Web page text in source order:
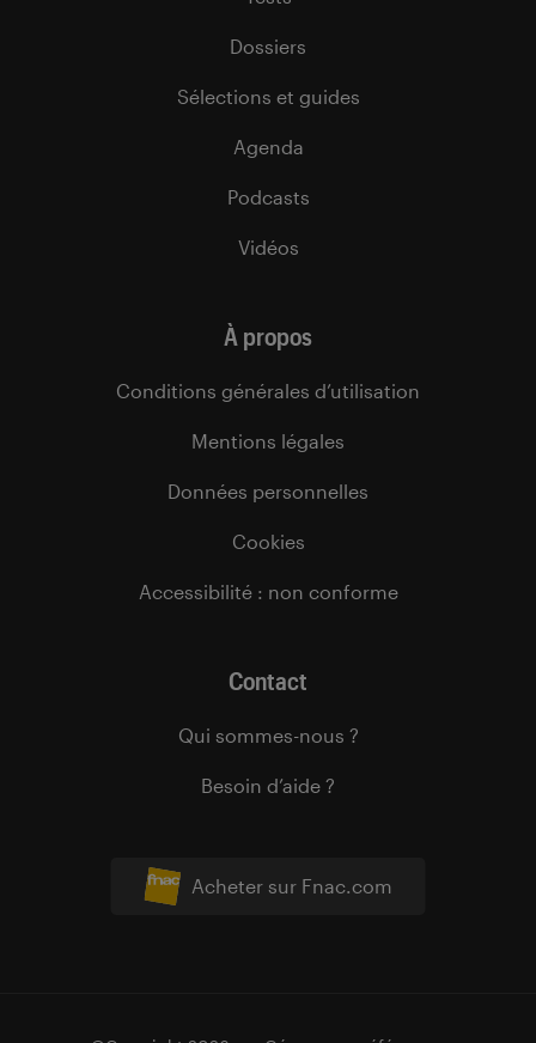
Acheter sur Fnac.com
Dossiers
Sélections et guides
Agenda
Podcasts
Vidéos
À propos
Conditions générales d’utilisation
Mentions légales
Données personnelles
Cookies
Accessibilité : non conforme
Contact
Qui sommes-nous ?
Besoin d’aide ?